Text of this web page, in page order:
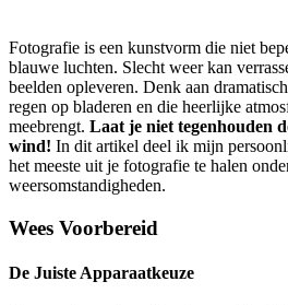
Fotografie is een kunstvorm die niet
blauwe luchten. Slecht weer kan
beelden opleveren. Denk aan
regen op bladeren en die heerlijke
meebrengt. Laat je niet tegenhouden
wind! In dit artikel deel ik mijn
het meeste uit je fotografie te halen
weersomstandigheden.
Wees Voorbereid
De Juiste Apparaatkeuze